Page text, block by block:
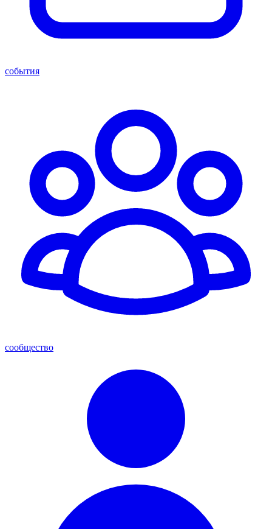
события
сообщество